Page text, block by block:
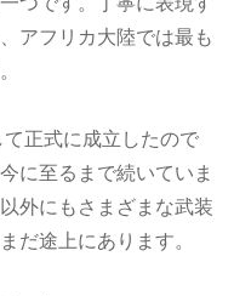
アフリカ大陸では最も
正式に成立したので
に至るまで続いていま
外にもさまざまな武装
だ途上にあります。